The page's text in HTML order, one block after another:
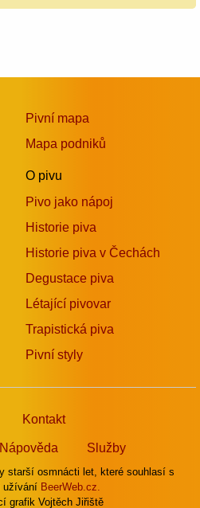
Pivní mapa
Mapa podniků
O pivu
Pivo jako nápoj
Historie piva
Historie piva v Čechách
Degustace piva
Létající pivovar
Trapistická piva
Pivní styly
Kontakt
Nápověda Služby
starší osmnácti let, které souhlasí s
užívání BeerWeb.cz.
grafik Vojtěch Jiřiště